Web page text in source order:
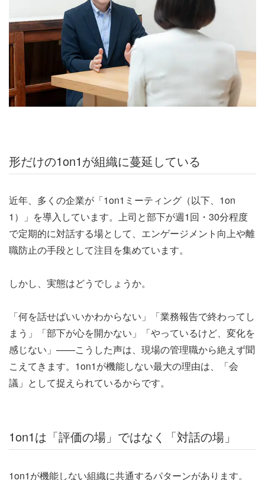
形だけの1on1が組織に蔓延している
近年、多くの企業が「1on1ミーティング（以下、1on
1）」を導入しています。上司と部下が週1回・30分程度
で定期的に対話する場として、エンゲージメント向上や離
職防止の手段として注目を集めています。
しかし、実態はどうでしょうか。
「何を話せばいいかわからない」「業務報告で終わってし
まう」「部下が心を開かない」「やっているけど、変化を
感じない」——こうした声は、現場の管理職から絶えず聞
こえてきます。1on1が機能しない最大の理由は、「会
議」として捉えられているからです。
1on1は「評価の場」ではなく「対話の場」
1on1が機能しない組織に共通するパターンがあります。